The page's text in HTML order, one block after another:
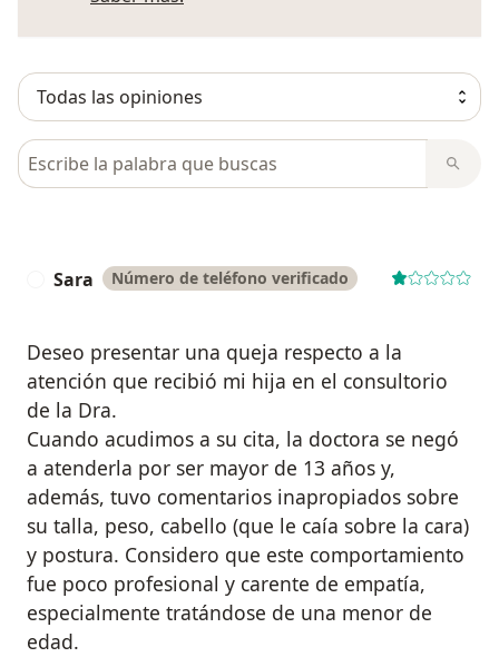
Busca en opiniones
Sara Número de teléfono verificado
Deseo presentar una queja respecto a la
atención que recibió mi hija en el consultorio
de la Dra.
Cuando acudimos a su cita, la doctora se negó
a atenderla por ser mayor de 13 años y,
además, tuvo comentarios inapropiados sobre
su talla, peso, cabello (que le caía sobre la cara)
y postura. Considero que este comportamiento
fue poco profesional y carente de empatía,
especialmente tratándose de una menor de
edad.